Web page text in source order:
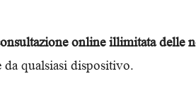
online illimitata delle
qualsiasi dispositivo.